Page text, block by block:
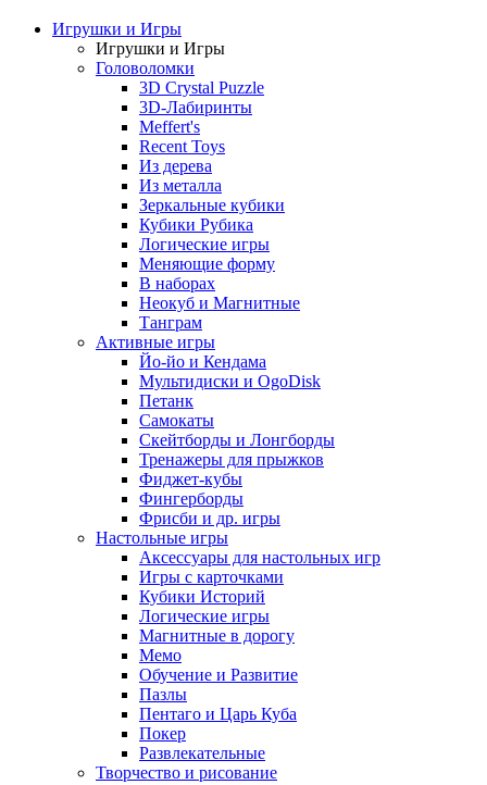
Игрушки и Игры
Игрушки и Игры
Головоломки
3D Crystal Puzzle
3D-Лабиринты
Meffert's
Recent Toys
Из дерева
Из металла
Зеркальные кубики
Кубики Рубика
Логические игры
Меняющие форму
В наборах
Неокуб и Магнитные
Танграм
Активные игры
Йо-йо и Кендама
Мультидиски и OgoDisk
Петанк
Самокаты
Скейтборды и Лонгборды
Тренажеры для прыжков
Фиджет-кубы
Фингерборды
Фрисби и др. игры
Настольные игры
Аксессуары для настольных игр
Игры с карточками
Кубики Историй
Логические игры
Магнитные в дорогу
Мемо
Обучение и Развитие
Пазлы
Пентаго и Царь Куба
Покер
Развлекательные
Творчество и рисование